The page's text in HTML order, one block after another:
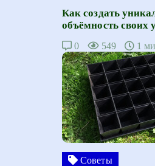
Как создать
объёмность своих
0 549 1
Советы